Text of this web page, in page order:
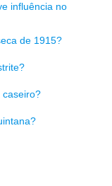
influência no
de 1915?
caseiro?